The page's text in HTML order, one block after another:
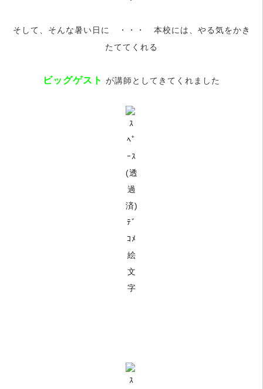
そして、そんな暑い日に ・・・ 本校には、やる気をかき
たててくれる
ビッグゲスト が講師としてきてくれました